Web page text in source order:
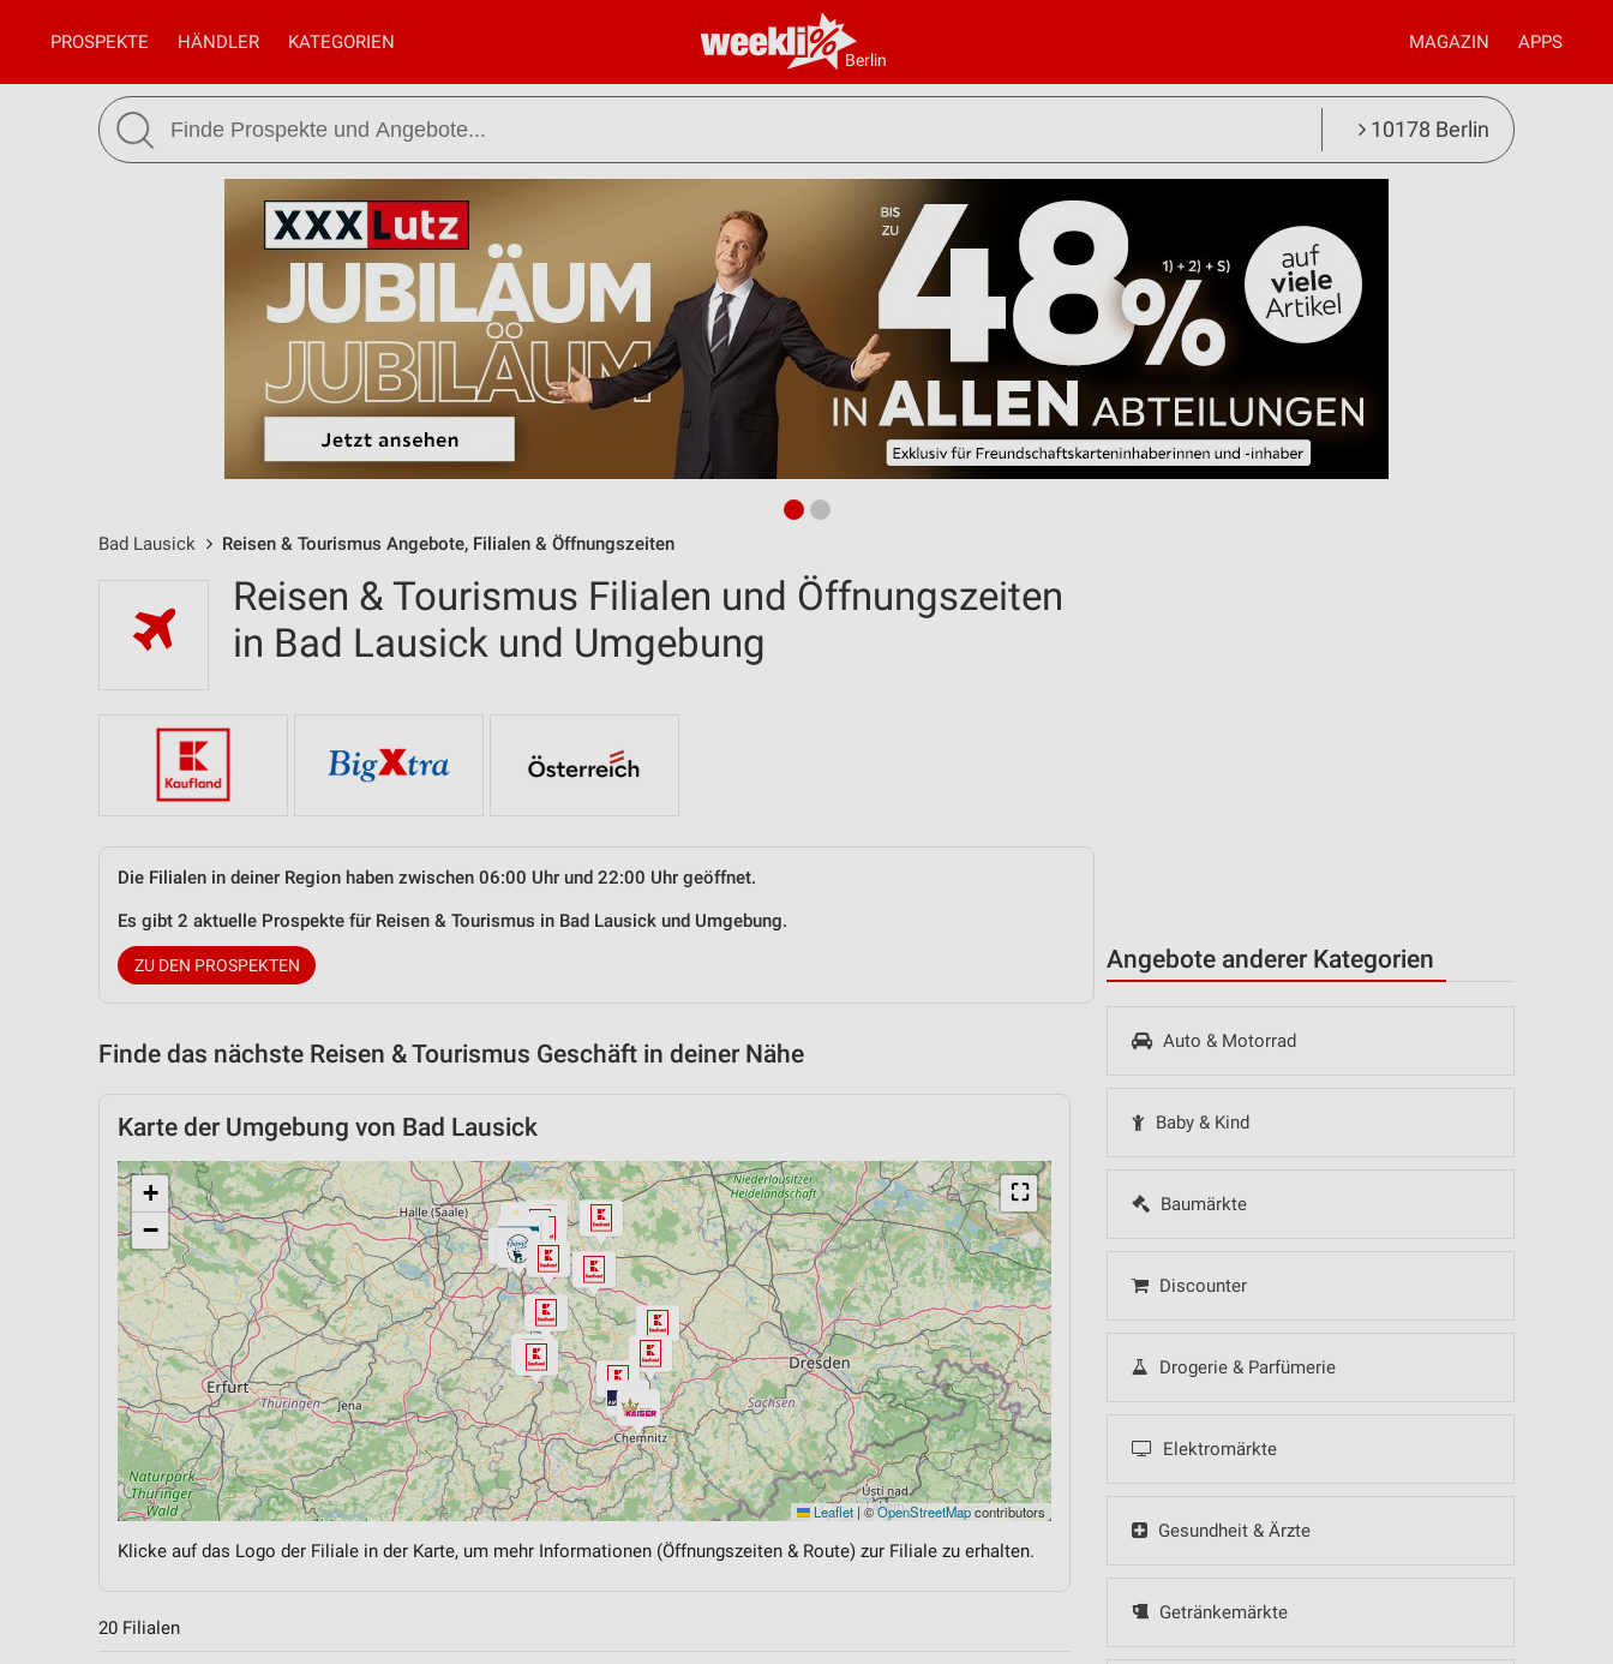
Berlin
PROSPEKTE HÄNDLER KATEGORIEN MAGAZIN APPS
10178 Berlin
Bad Lausick Reisen & Tourismus Angebote, Filialen & Öffnungszeiten
Angebote anderer Kategorien
Auto & Motorrad
Baby & Kind
Baumärkte
Discounter
Drogerie & Parfümerie
Elektromärkte
Gesundheit & Ärzte
Getränkemärkte
Reisen & Tourismus Filialen und Öffnungszeiten
in Bad Lausick und Umgebung
Die Filialen in deiner Region haben zwischen 06:00 Uhr und 22:00 Uhr geöffnet.
Es gibt 2 aktuelle Prospekte für Reisen & Tourismus in Bad Lausick und Umgebung.
ZU DEN PROSPEKTEN
Finde das nächste Reisen & Tourismus Geschäft in deiner Nähe
Karte der Umgebung von Bad Lausick
⛶
+
−
Leaflet | ©OpenStreetMapcontributors
Klicke auf das Logo der Filiale in der Karte, um mehr Informationen (Öffnungszeiten & Route) zur Filiale zu erhalten.
20 Filialen